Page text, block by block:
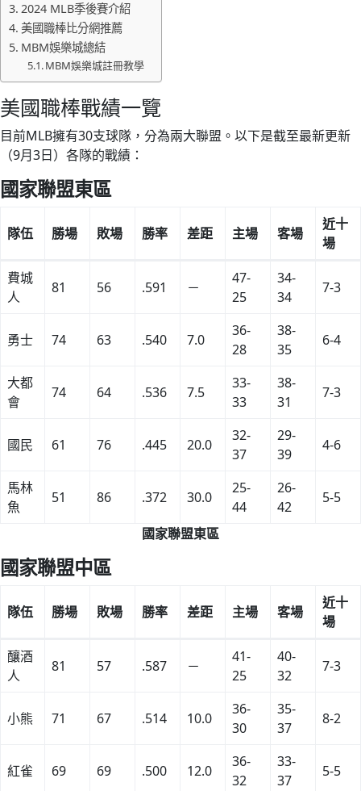
2024 MLB季後賽介紹
美國職棒比分網推薦
MBM娛樂城總結
MBM娛樂城註冊教學
美國職棒戰績一覽
目前MLB擁有30支球隊，分為兩大聯盟。以下是截至最新更新
（9月3日）各隊的戰績：
國家聯盟東區
隊伍 勝場 敗場 勝率 差距 主場 客場
近十
場
費城
人
81 56 .591 －
47-
25
34-
34
7-3
勇士 74 63 .540 7.0
36-
28
38-
35
6-4
大都
會
74 64 .536 7.5
33-
33
38-
31
7-3
國民 61 76 .445 20.0
32-
37
29-
39
4-6
馬林
魚
51 86 .372 30.0
25-
44
26-
42
5-5
國家聯盟東區
國家聯盟中區
隊伍 勝場 敗場 勝率 差距 主場 客場
近十
場
釀酒
人
81 57 .587 －
41-
25
40-
32
7-3
小熊 71 67 .514 10.0
36-
30
35-
37
8-2
紅雀 69 69 .500 12.0
36-
32
33-
37
5-5